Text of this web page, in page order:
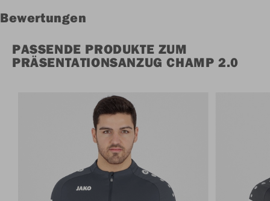
Bewertungen
PASSENDE PRODUKTE ZUM
PRÄSENTATIONSANZUG CHAMP 2.0